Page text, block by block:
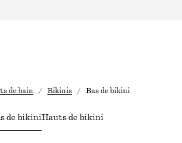
de bain / Bikinis / Bas de bikini
de bikiniHauts de bikini